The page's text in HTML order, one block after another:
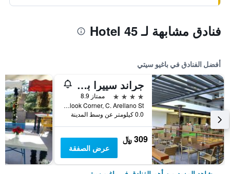
فنادق مشابهة لـ Hotel 45
أفضل الفنادق في باغيو سيتي
جراند سييرا باينس باجويو
4 نجوم
ممتاز 8.9
South Outlook Corner, C. Arellano St, باغيو سيتي, الفلبين
0.0 كيلومتر عن وسط المدينة
309 ﷼
عرض الصفقة